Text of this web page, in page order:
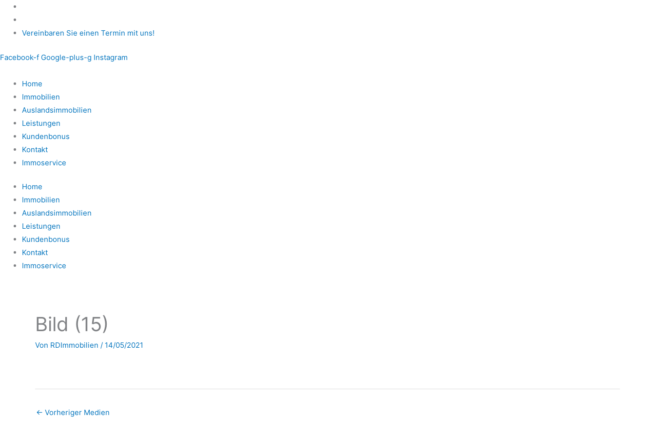
Zum
Inhalt
springenVereinbaren Sie einen Termin mit uns!
Facebook-f Google-plus-g Instagram
Home
Immobilien
Auslandsimmobilien
Leistungen
Kundenbonus
Kontakt
Immoservice
Home
Immobilien
Auslandsimmobilien
Leistungen
Kundenbonus
Kontakt
Immoservice
Bild (15)
Von RDImmobilien / 14/05/2021
← Vorheriger Medien